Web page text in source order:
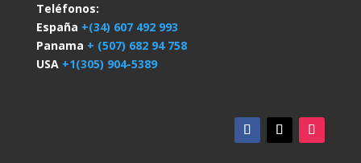
Teléfonos:
España +(34) 607 492 993
Panama + (507) 682 94 758
USA +1(305) 904-5389